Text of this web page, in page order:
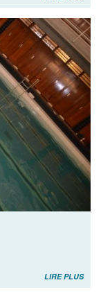
LIRE PLUS